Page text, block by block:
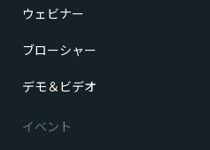
ウェビナー
ブローシャー
デモ＆ビデオ
イベント